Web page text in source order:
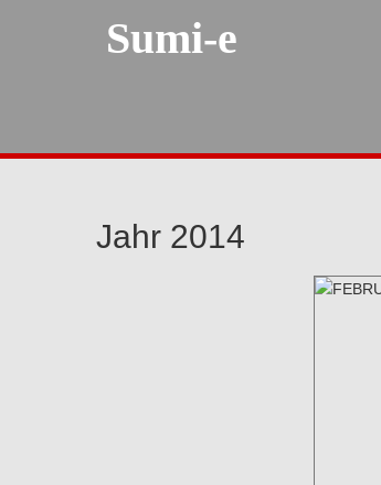
Sumi-e
Jahr 2014